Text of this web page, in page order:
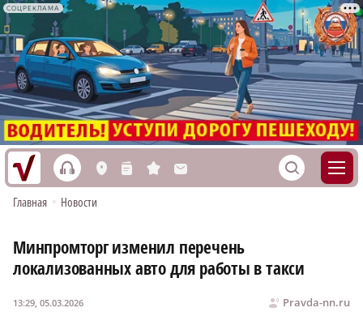
СОЦРЕКЛАМА
h L n s M S
Главная • Новости
Минпромторг изменил перечень
локализованных авто для работы в такси
Pravda-nn.ru
13:29, 05.03.2026